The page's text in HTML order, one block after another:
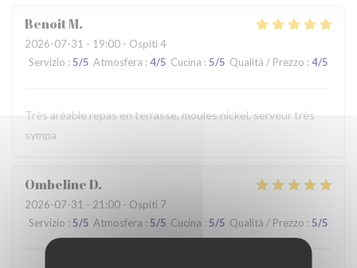
BenoitM
2026-07-31 - 19:00 - Ospiti 4
Servizio : 5/5 Atmosfera : 4/5 Cucina : 5/5 Qualità / Prezzo : 4/5
Très aréable repas en terrasse, moules nickel, serveur très
sympa
OmbelineD
2026-07-31 - 21:00 - Ospiti 7
Servizio : 5/5 Atmosfera : 5/5 Cucina : 5/5 Qualità / Prezzo : 5/5